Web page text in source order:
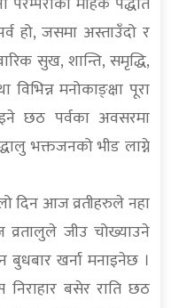
हो, जसमा अस्ताउँदो र
सुख, शान्ति, समृद्धि,
मनोकाङ्क्षा पूरा
छठ पर्वका अवसरमा
भक्तजनको भीड लाग्ने
दिन आज व्रतीहरुले नहा
जीउ चोख्याउने
बुधबार खर्ना मनाइनेछ ।
निराहार बसेर राति छठ